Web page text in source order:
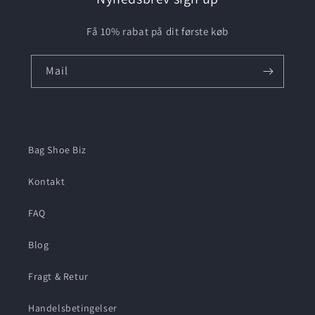
Få 10% rabat på dit første køb
Mail
Bag Shoe Biz
Kontakt
FAQ
Blog
Fragt & Retur
Handelsbetingelser